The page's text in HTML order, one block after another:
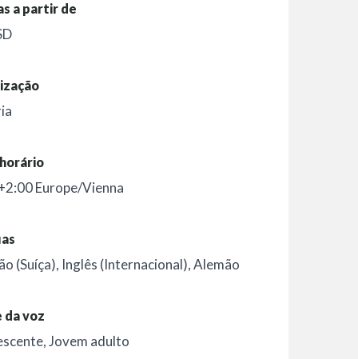
a partir de
Europe/Vienna
(Suíça), Inglês (Internacional),Alemão
da voz
,Jovem adulto